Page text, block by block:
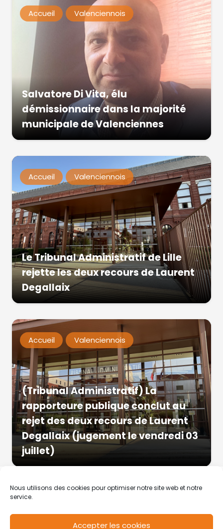
Nous utilisons des cookies pour optimiser notre site web et notre
service.
Accepter les cookies
Accueil Valenciennois
Salvatore Di Vita, élu
démissionnaire dans la majorité
municipale de Valenciennes
Accueil Valenciennois
Le Tribunal Administratif de Lille
rejette les deux recours de Laurent
Degallaix
Accueil Valenciennois
(Tribunal Administratif) La
rapporteure publique conclut au
rejet des deux recours de Laurent
Degallaix (jugement le vendredi 03
juillet)